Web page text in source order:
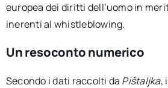
europea dei diritti dell’uomo in
inerenti al whistleblowing.
Un resoconto numerico
Secondo i dati raccolti da Pištaljka,